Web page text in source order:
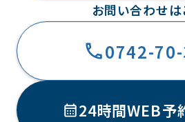
お問い合わせは
0742-
24時間WEB予